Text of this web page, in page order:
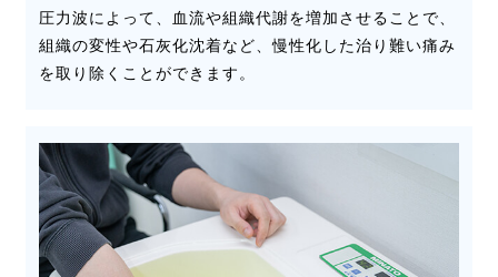
圧力波によって、血流や組織代謝を増加させることで、
組織の変性や石灰化沈着など、慢性化した治り難い痛み
を取り除くことができます。